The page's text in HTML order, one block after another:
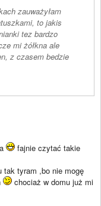
zauważyłam
to jakis
tez bardzo
mi żółkna ale
z czasem bedzie
fajnie czytać takie
tak tyram ,bo nie mogę
chociaż w domu już mi